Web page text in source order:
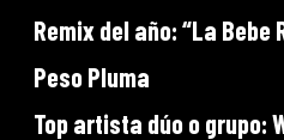
Remix del año: “La Bebe
Peso Pluma
Top artista dúo o grupo: